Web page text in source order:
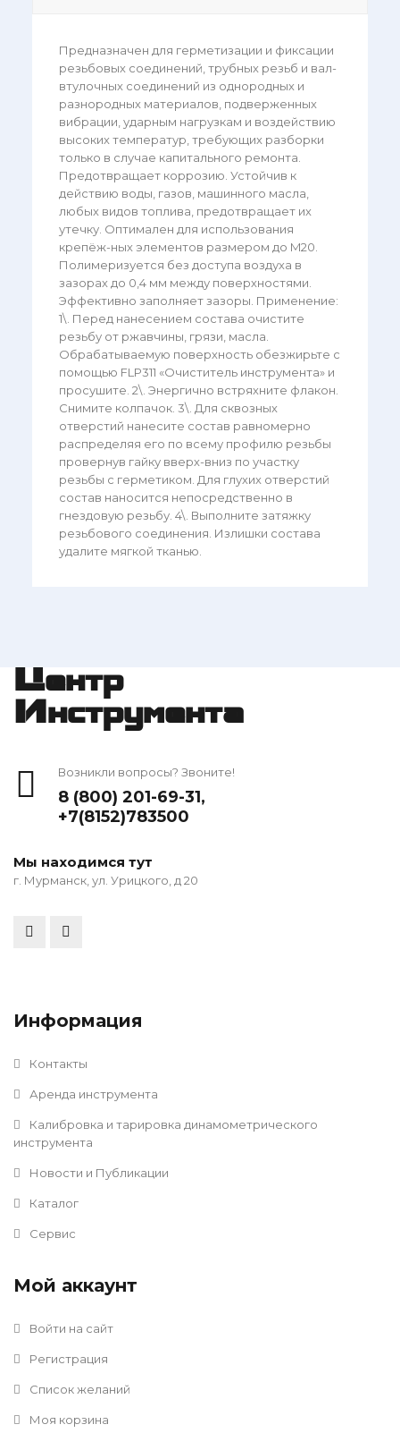
Предназначен для герметизации и фиксации
резьбовых соединений, трубных резьб и вал-
втулочных соединений из однородных и
разнородных материалов, подверженных
вибрации, ударным нагрузкам и воздействию
высоких температур, требующих разборки
только в случае капитального ремонта.
Предотвращает коррозию. Устойчив к
действию воды, газов, машинного масла,
любых видов топлива, предотвращает их
утечку. Оптимален для использования
крепёж-ных элементов размером до M20.
Полимеризуется без доступа воздуха в
зазорах до 0,4 мм между поверхностями.
Эффективно заполняет зазоры. Применение:
1\. Перед нанесением состава очистите
резьбу от ржавчины, грязи, масла.
Обрабатываемую поверхность обезжирьте с
помощью FLP311 «Очиститель инструмента» и
просушите. 2\. Энергично встряхните флакон.
Снимите колпачок. 3\. Для сквозных
отверстий нанесите состав равномерно
распределяя его по всему профилю резьбы
провернув гайку вверх-вниз по участку
резьбы с герметиком. Для глухих отверстий
состав наносится непосредственно в
гнездовую резьбу. 4\. Выполните затяжку
резьбового соединения. Излишки состава
удалите мягкой тканью.
Центр
Инструмента
Возникли вопросы? Звоните!
8 (800) 201-69-31,
+7(8152)783500
Мы находимся тут
г. Мурманск, ул. Урицкого, д 20
Информация
Контакты
Аренда инструмента
Калибровка и тарировка динамометрического
инструмента
Новости и Публикации
Каталог
Сервис
Мой аккаунт
Войти на сайт
Регистрация
Список желаний
Моя корзина